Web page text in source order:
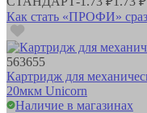
Как стать «ПРОФИ»
563655
Картридж для
20мкм Unicorn
Наличие в магазинах